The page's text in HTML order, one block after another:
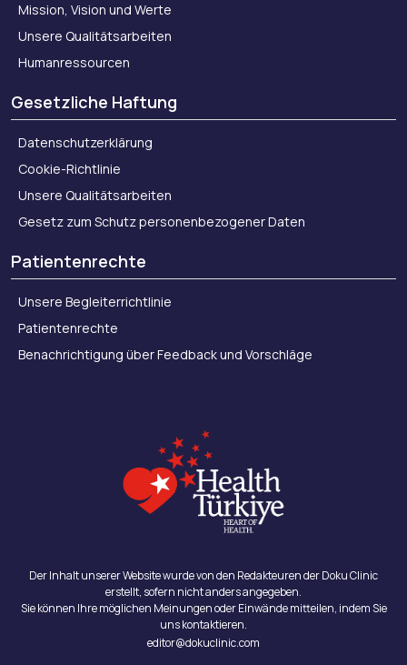
Mission, Vision und Werte
Unsere Qualitätsarbeiten
Humanressourcen
Gesetzliche Haftung
Datenschutzerklärung
Cookie-Richtlinie
Unsere Qualitätsarbeiten
Gesetz zum Schutz personenbezogener Daten
Patientenrechte
Unsere Begleiterrichtlinie
Patientenrechte
Benachrichtigung über Feedback und Vorschläge
Der Inhalt unserer Website wurde von den Redakteuren der Doku Clinic
erstellt, sofern nicht anders angegeben.
Sie können Ihre möglichen Meinungen oder Einwände mitteilen, indem Sie
uns kontaktieren.
editor@dokuclinic.com